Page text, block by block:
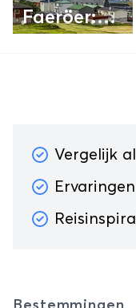
Faeröer:
Vergelijk